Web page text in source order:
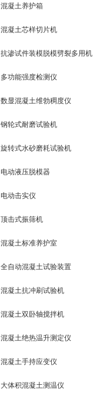
混凝土养护箱
混凝土芯样切片机
抗渗试件装模脱模劈裂多用机
多功能强度检测仪
数显混凝土维勃稠度仪
钢轮式耐磨试验机
旋转式水砂磨耗试验机
电动液压脱模器
电动击实仪
顶击式振筛机
混凝土标准养护室
全自动混凝土试验装置
混凝土抗冲刷试验机
混凝土双卧轴搅拌机
混凝土绝热温升测定仪
混凝土手持应变仪
大体积混凝土测温仪